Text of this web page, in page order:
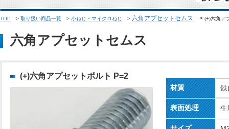
TOP > 取り扱い商品一覧 > 小ねじ・マイクロねじ > 六角アプセットセムス > (+)六角ア
六角アプセットセムス
(+)六角アプセットボルト P=2
材質 鉄
表面処理 生